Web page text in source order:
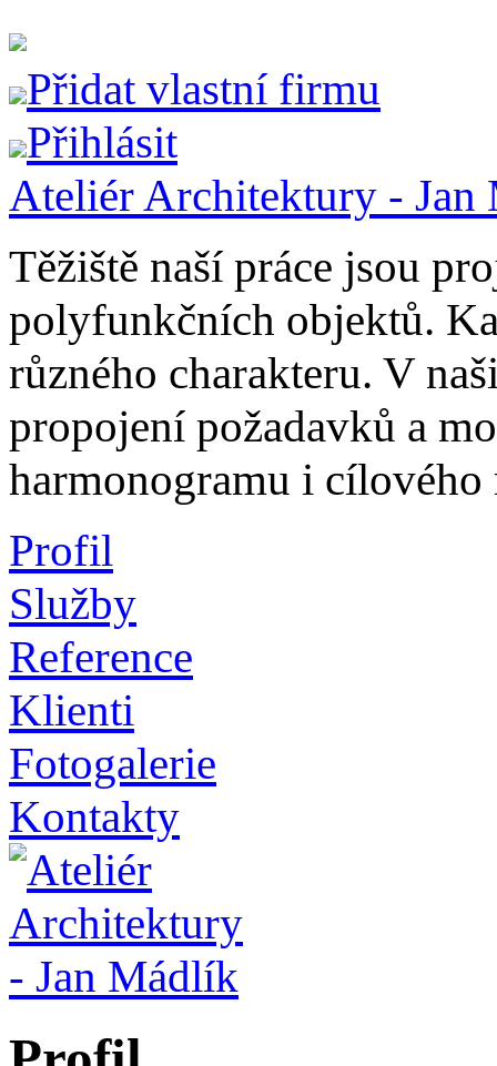
Přidat vlastní firmu
Přihlásit
Ateliér Architektury - Jan
Těžiště naší práce jsou
polyfunkčních objektů.
různého charakteru. V
propojení požadavků a
harmonogramu i cílového
Profil
Služby
Reference
Klienti
Fotogalerie
Kontakty